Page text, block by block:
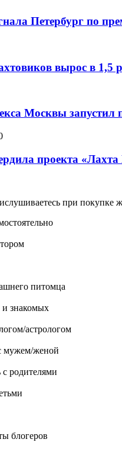
Петербург по
вырос в 1,5
Москвы запустил
проекта
при покупке
питомца
знакомых
астрологом
мужем/женой
с родителями
блогеров